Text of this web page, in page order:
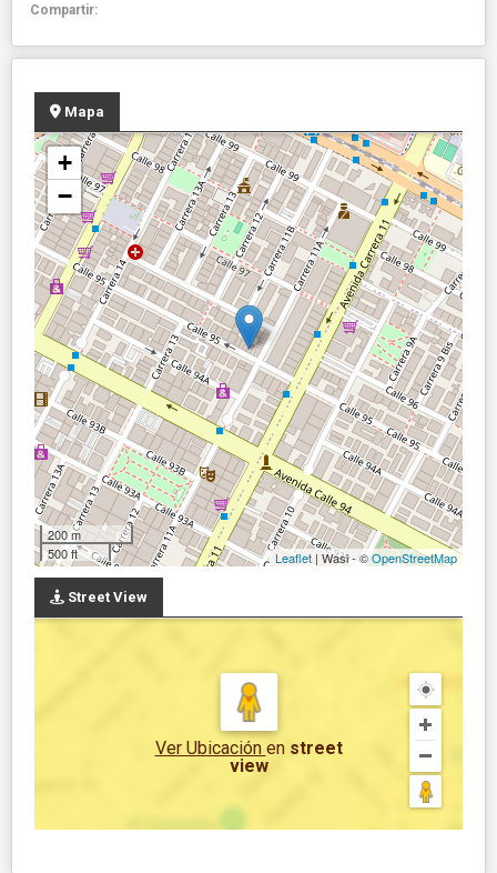
Compartir:
Mapa
+
−
200 m
500 ft
Leaflet | Wasi - ©OpenStreetMap
Street View
Ver Ubicación en street
view